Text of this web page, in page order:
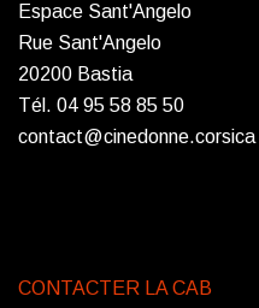
Espace Sant'Angelo
Rue Sant'Angelo
20200 Bastia
Tél. 04 95 58 85 50
contact@cinedonne.corsica
CONTACTER LA CAB